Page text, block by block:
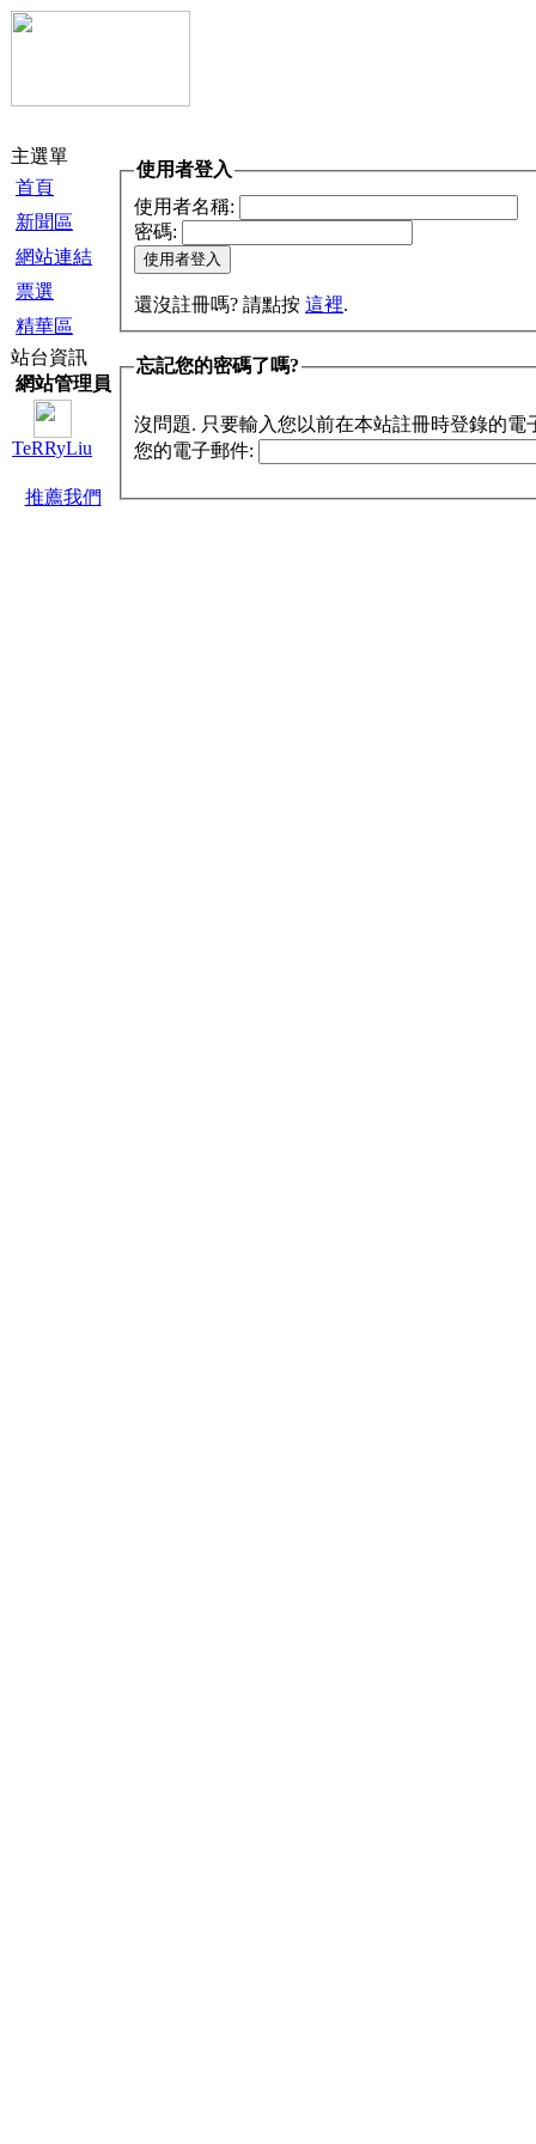
主選單
首頁
新聞區
網站連結
票選
精華區
站台資訊
網站管理員
TeRRyLiu
推薦我們
使用者登入
使用者名稱:
密碼:
還沒註冊嗎? 請點按 這裡.
忘記您的密碼了嗎?
沒問題. 只要輸入您以前在本站註冊時登錄的電
您的電子郵件: